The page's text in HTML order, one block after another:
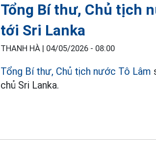
Tổng Bí thư, Chủ tịch
tới Sri Lanka
THANH HÀ | 04/05/2026 - 08:00
Tổng Bí thư, Chủ tịch nước Tô Lâm
chủ Sri Lanka.